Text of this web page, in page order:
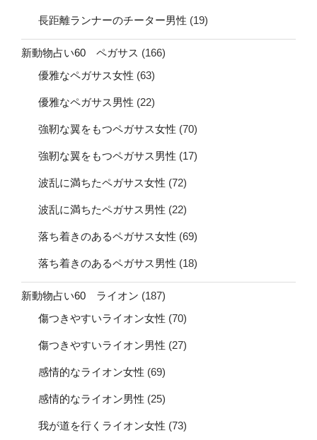
長距離ランナーのチーター男性 (19)
新動物占い60 ペガサス (166)
優雅なペガサス女性 (63)
優雅なペガサス男性 (22)
強靭な翼をもつペガサス女性 (70)
強靭な翼をもつペガサス男性 (17)
波乱に満ちたペガサス女性 (72)
波乱に満ちたペガサス男性 (22)
落ち着きのあるペガサス女性 (69)
落ち着きのあるペガサス男性 (18)
新動物占い60 ライオン (187)
傷つきやすいライオン女性 (70)
傷つきやすいライオン男性 (27)
感情的なライオン女性 (69)
感情的なライオン男性 (25)
我が道を行くライオン女性 (73)